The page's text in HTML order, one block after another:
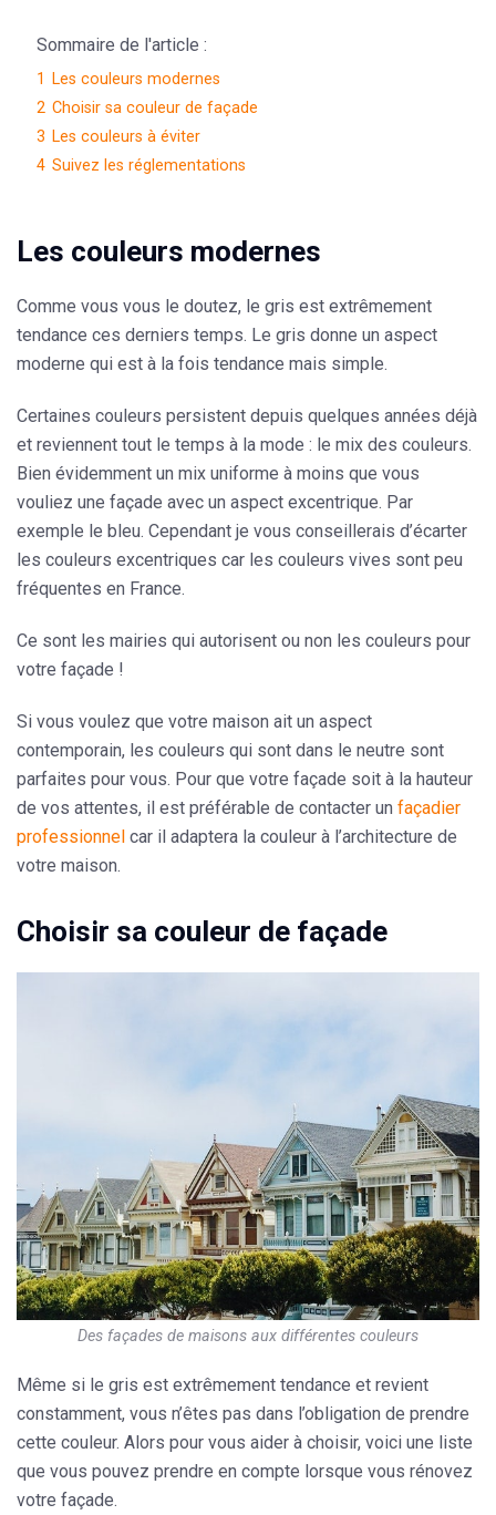
Sommaire de l'article :
1
Les couleurs modernes
2 Choisir sa couleur de façade
3 Les couleurs à éviter
4 Suivez les réglementations
Les couleurs modernes
Comme vous vous le doutez, le gris est extrêmement
tendance ces derniers temps. Le gris donne un aspect
moderne qui est à la fois tendance mais simple.
Certaines couleurs persistent depuis quelques années déjà
et reviennent tout le temps à la mode : le mix des couleurs.
Bien évidemment un mix uniforme à moins que vous
vouliez une façade avec un aspect excentrique. Par
exemple le bleu. Cependant je vous conseillerais d’écarter
les couleurs excentriques car les couleurs vives sont peu
fréquentes en France.
Ce sont les mairies qui autorisent ou non les couleurs pour
votre façade !
Si vous voulez que votre maison ait un aspect
contemporain, les couleurs qui sont dans le neutre sont
parfaites pour vous. Pour que votre façade soit à la hauteur
de vos attentes, il est préférable de contacter un façadier
professionnel car il adaptera la couleur à l’architecture de
votre maison.
Choisir sa couleur de façade
Des façades de maisons aux différentes couleurs
Même si le gris est extrêmement tendance et revient
constamment, vous n’êtes pas dans l’obligation de prendre
cette couleur. Alors pour vous aider à choisir, voici une liste
que vous pouvez prendre en compte lorsque vous rénovez
votre façade.